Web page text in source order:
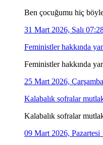
Ben çocuğumu hiç
31 Mart 2026, Salı
Feministler hakkında
Feministler hakkında
25 Mart 2026,
Kalabalık sofralar
Kalabalık sofralar
09 Mart 2026, Pazartesi